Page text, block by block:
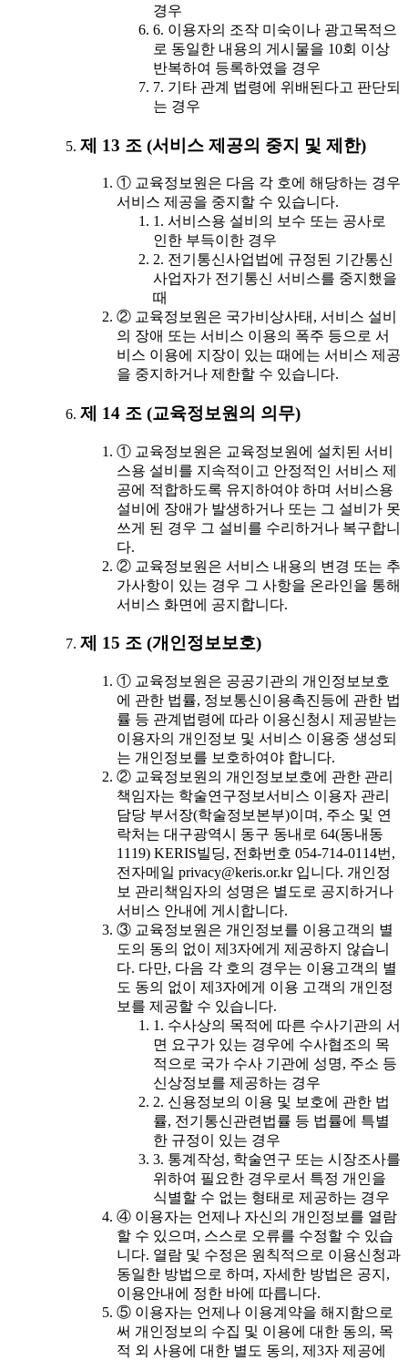
경우
6. 이용자의 조작 미숙이나 광고목적으
로 동일한 내용의 게시물을 10회 이상
반복하여 등록하였을 경우
7. 기타 관계 법령에 위배된다고 판단되
는 경우
제 13 조 (서비스 제공의 중지 및 제한)
① 교육정보원은 다음 각 호에 해당하는 경우
서비스 제공을 중지할 수 있습니다.
1. 서비스용 설비의 보수 또는 공사로
인한 부득이한 경우
2. 전기통신사업법에 규정된 기간통신
사업자가 전기통신 서비스를 중지했을
때
② 교육정보원은 국가비상사태, 서비스 설비
의 장애 또는 서비스 이용의 폭주 등으로 서
비스 이용에 지장이 있는 때에는 서비스 제공
을 중지하거나 제한할 수 있습니다.
제 14 조 (교육정보원의 의무)
① 교육정보원은 교육정보원에 설치된 서비
스용 설비를 지속적이고 안정적인 서비스 제
공에 적합하도록 유지하여야 하며 서비스용
설비에 장애가 발생하거나 또는 그 설비가 못
쓰게 된 경우 그 설비를 수리하거나 복구합니
다.
② 교육정보원은 서비스 내용의 변경 또는 추
가사항이 있는 경우 그 사항을 온라인을 통해
서비스 화면에 공지합니다.
제 15 조 (개인정보보호)
① 교육정보원은 공공기관의 개인정보보호
에 관한 법률, 정보통신이용촉진등에 관한 법
률 등 관계법령에 따라 이용신청시 제공받는
이용자의 개인정보 및 서비스 이용중 생성되
는 개인정보를 보호하여야 합니다.
② 교육정보원의 개인정보보호에 관한 관리
책임자는 학술연구정보서비스 이용자 관리
담당 부서장(학술정보본부)이며, 주소 및 연
락처는 대구광역시 동구 동내로 64(동내동
1119) KERIS빌딩, 전화번호 054-714-0114번,
전자메일 privacy@keris.or.kr 입니다. 개인정
보 관리책임자의 성명은 별도로 공지하거나
서비스 안내에 게시합니다.
③ 교육정보원은 개인정보를 이용고객의 별
도의 동의 없이 제3자에게 제공하지 않습니
다. 다만, 다음 각 호의 경우는 이용고객의 별
도 동의 없이 제3자에게 이용 고객의 개인정
보를 제공할 수 있습니다.
1. 수사상의 목적에 따른 수사기관의 서
면 요구가 있는 경우에 수사협조의 목
적으로 국가 수사 기관에 성명, 주소 등
신상정보를 제공하는 경우
2. 신용정보의 이용 및 보호에 관한 법
률, 전기통신관련법률 등 법률에 특별
한 규정이 있는 경우
3. 통계작성, 학술연구 또는 시장조사를
위하여 필요한 경우로서 특정 개인을
식별할 수 없는 형태로 제공하는 경우
④ 이용자는 언제나 자신의 개인정보를 열람
할 수 있으며, 스스로 오류를 수정할 수 있습
니다. 열람 및 수정은 원칙적으로 이용신청과
동일한 방법으로 하며, 자세한 방법은 공지,
이용안내에 정한 바에 따릅니다.
⑤ 이용자는 언제나 이용계약을 해지함으로
써 개인정보의 수집 및 이용에 대한 동의, 목
적 외 사용에 대한 별도 동의, 제3자 제공에